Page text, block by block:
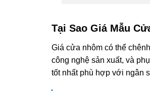
Tại Sao Giá Mẫu
Giá cửa nhôm có thể
công nghệ sản xuất, và
tốt nhất phù hợp với ngân